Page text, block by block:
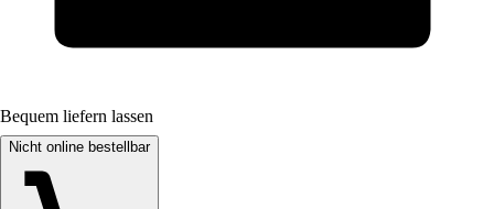
Bequem liefern lassen
Nicht online bestellbar